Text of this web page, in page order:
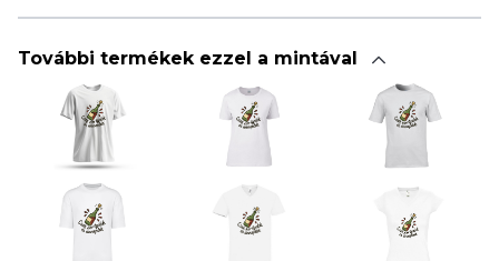
További termékek ezzel a mintával